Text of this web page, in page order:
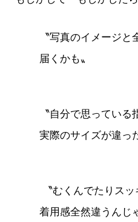
〝写真のイメージ
届くかも〟
〝自分で思っている
実際のサイズが違っ
〝むくんでたりス
着用感全然違うんじ